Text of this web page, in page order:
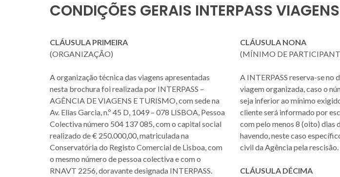
CONDIÇÕES GERAIS INTERPASS VIAGENS
CLÁUSULA PRIMEIRA
(ORGANIZAÇÃO)
A organização técnica das viagens apresentadas
nesta brochura foi realizada por INTERPASS –
AGÊNCIA DE VIAGENS E TURISMO, com sede na
Av. Elias Garcia, n.º 45 D, 1049 – 078 LISBOA, Pessoa
Colectiva número 504 137 085, com o capital social
realizado de € 250.000,00, matriculada na
Conservatória do Registo Comercial de Lisboa, com
o mesmo número de pessoa colectiva e com o
RNAVT 2256, doravante designada INTERPASS.
CLÁUSULA NONA
(MÍNIMO DE
A INTERPASS reserva-se no
viagem organizada, caso o
seja inferior ao mínimo
cliente será informado por
com pelo menos 8 (oito) dias
havendo, neste caso
civil da Agência pela rescisão.
CLÁUSULA DÉCIMA